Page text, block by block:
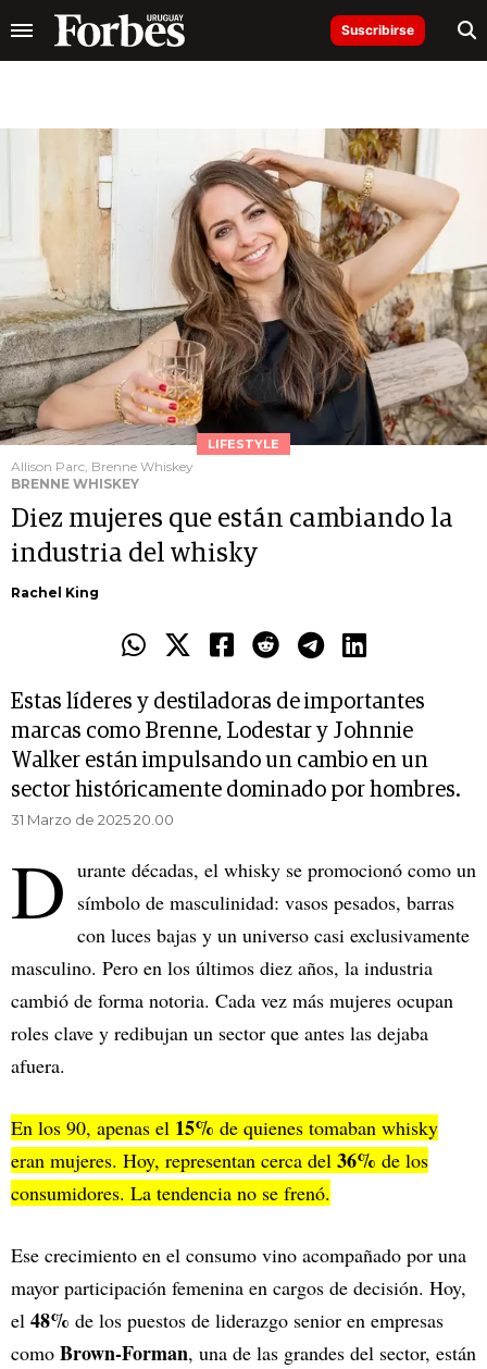
Suscribirse
LIFESTYLE
Allison Parc, Brenne Whiskey
BRENNE WHISKEY
Diez mujeres que están cambiando la
industria del whisky
Rachel King
Estas líderes y destiladoras de importantes
marcas como Brenne, Lodestar y Johnnie
Walker están impulsando un cambio en un
sector históricamente dominado por hombres.
31 Marzo de 2025 20.00
D urante décadas, el whisky se promocionó como un
símbolo de masculinidad: vasos pesados, barras
con luces bajas y un universo casi exclusivamente
masculino. Pero en los últimos diez años, la industria
cambió de forma notoria. Cada vez más mujeres ocupan
roles clave y redibujan un sector que antes las dejaba
afuera.
En los 90, apenas el 15% de quienes tomaban whisky
eran mujeres. Hoy, representan cerca del 36% de los
consumidores. La tendencia no se frenó.
Ese crecimiento en el consumo vino acompañado por una
mayor participación femenina en cargos de decisión. Hoy,
el 48% de los puestos de liderazgo senior en empresas
como Brown-Forman, una de las grandes del sector, están